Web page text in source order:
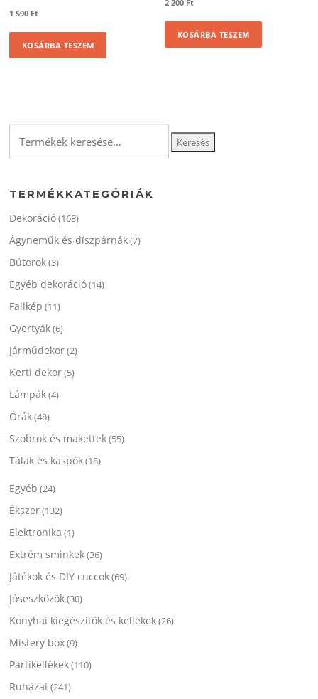
1 590 Ft
KOSÁRBA TESZEM
2 200 Ft
KOSÁRBA TESZEM
következőre:
Keresés
TERMÉKKATEGÓRIÁK
Dekoráció(168)
Ágyneműk és díszpárnák(7)
Bútorok(3)
Egyéb dekoráció(14)
Falikép (11)
Gyertyák(6)
Járműdekor(2)
Kerti dekor(5)
Lámpák(4)
Órák(48)
Szobrok és makettek(55)
Tálak és kaspók(18)
Egyéb (24)
Ékszer(132)
Elektronika (1)
Extrém sminkek(36)
Játékok és DIY cuccok(69)
Jóseszközök(30)
Konyhai kiegészítők és kellékek(26)
Mistery box(9)
Partikellékek(110)
Ruházat(241)